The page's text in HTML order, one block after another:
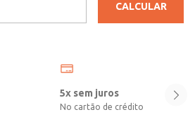
CALCULAR
5x sem juros
No cartão de crédito